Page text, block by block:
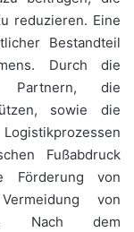
reduzieren. Eine
Bestandteil
Durch die
Partnern, die
sowie die
Fußabdruck
Förderung von
von
Nach dem